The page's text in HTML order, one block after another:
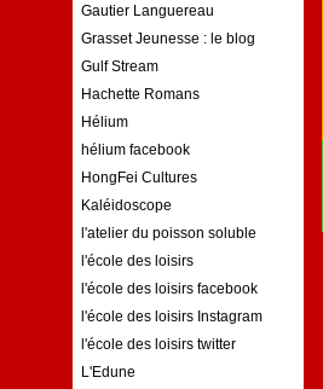
Gautier Languereau
Grasset Jeunesse : le blog
Gulf Stream
Hachette Romans
Hélium
hélium facebook
HongFei Cultures
Kaléidoscope
l'atelier du poisson soluble
l'école des loisirs
l'école des loisirs facebook
l'école des loisirs Instagram
l'école des loisirs twitter
L'Edune